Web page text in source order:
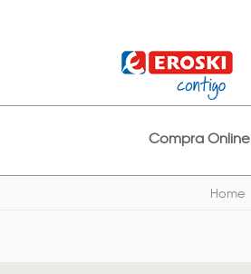
Compra Online
Home